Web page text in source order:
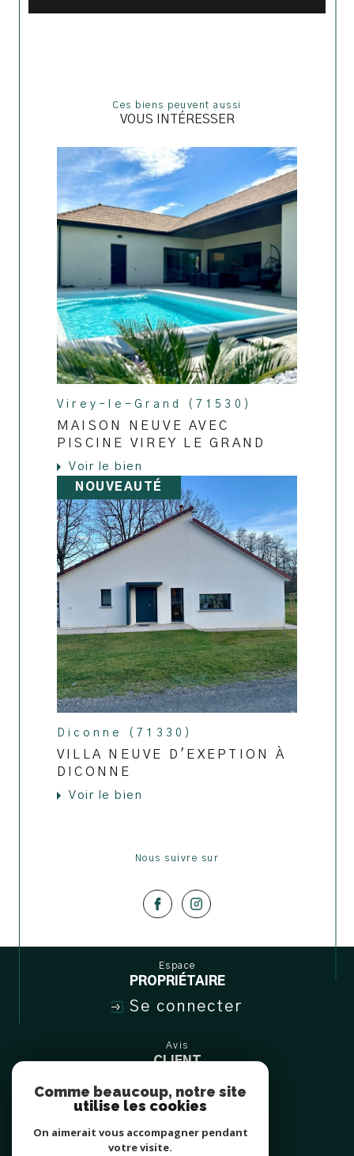
ces biens peuvent aussi
VOUS INTÉRESSER
Virey-le-Grand (71530)
MAISON NEUVE AVEC
PISCINE VIREY LE GRAND
Voir le bien
NOUVEAUTÉ
Diconne (71330)
VILLA NEUVE D'EXEPTION À
DICONNE
Voir le bien
Nous suivre sur
espace
PROPRIÉTAIRE
Se connecter
avis
CLIENT
Comme beaucoup, notre site
utilise les cookies
On aimerait vous accompagner pendant
votre visite.